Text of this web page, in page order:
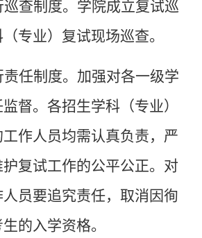
巡查制度。学院成立复试巡
专业）复试现场巡查。
责任制度。加强对各一级学
督。各招生学科（专业）
作人员均需认真负责，严
复试工作的公平公正。对
员要追究责任，取消因徇
的入学资格。